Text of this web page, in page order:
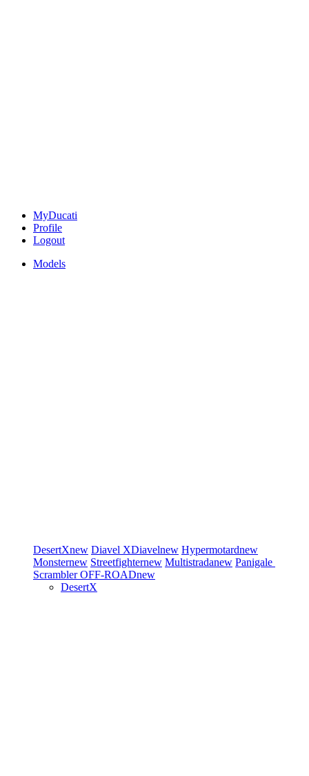
MyDucati
Profile
Logout
Models
DesertXnew Diavel XDiavelnew Hypermotardnew
Monsternew Streetfighternew Multistradanew Panigale
ScramblerOFF-ROADnew
DesertX